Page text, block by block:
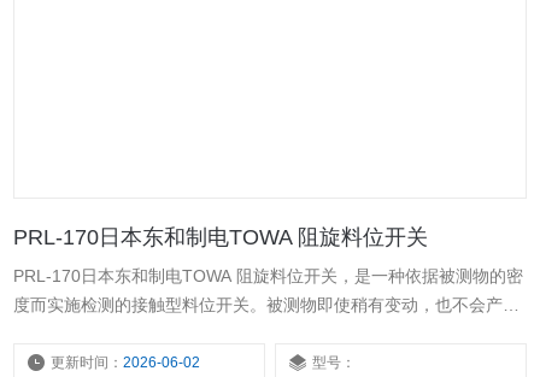
PRL-170日本东和制电TOWA 阻旋料位开关
PRL-170日本东和制电TOWA 阻旋料位开关，是一种依据被测物的密
度而实施检测的接触型料位开关。被测物即使稍有变动，也不会产生
即可。料位传感器日本东和堵料开关，是一种简单的机械方式装置，
更新时间：2026-06-02 型号：